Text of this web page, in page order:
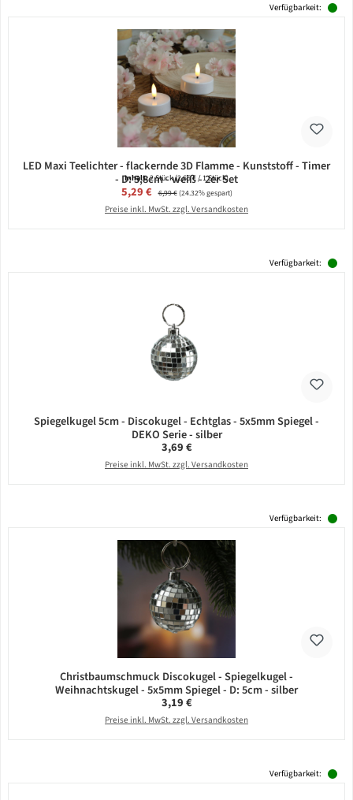
Verfügbarkeit:
LED Maxi Teelichter - flackernde 3D Flamme - Kunststoff - Timer
- D: 5,8cm - weiß - 2er Set
Inhalt:2 Stück(2,65 € / 1 Stück)
Verkaufspreis:
5,29 € Regulärer Preis:
6,99 €(24.32% gespart)
Preise inkl. MwSt. zzgl. Versandkosten
Verfügbarkeit:
Spiegelkugel 5cm - Discokugel - Echtglas - 5x5mm Spiegel -
DEKO Serie - silber
Regulärer Preis:
3,69 €
Preise inkl. MwSt. zzgl. Versandkosten
Verfügbarkeit:
Christbaumschmuck Discokugel - Spiegelkugel -
Weihnachtskugel - 5x5mm Spiegel - D: 5cm - silber
Regulärer Preis:
3,19 €
Preise inkl. MwSt. zzgl. Versandkosten
Verfügbarkeit: